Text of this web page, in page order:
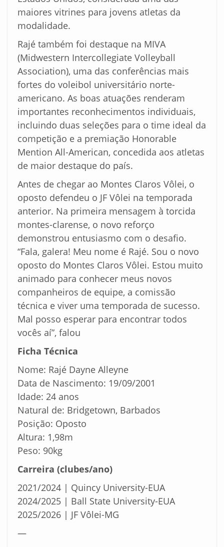
maiores vitrines para jovens atletas da
modalidade.
Rajé também foi destaque na MIVA
(Midwestern Intercollegiate Volleyball
Association), uma das conferências mais
fortes do voleibol universitário norte-
americano. As boas atuações renderam
importantes reconhecimentos individuais,
incluindo duas seleções para o time ideal da
competição e a premiação Honorable
Mention All-American, concedida aos atletas
de maior destaque do país.
Antes de chegar ao Montes Claros Vôlei, o
oposto defendeu o JF Vôlei na temporada
anterior. Na primeira mensagem à torcida
montes-clarense, o novo reforço
demonstrou entusiasmo com o desafio.
“Fala, galera! Meu nome é Rajé. Sou o novo
oposto do Montes Claros Vôlei. Estou muito
animado para conhecer meus novos
companheiros de equipe, a comissão
técnica e viver uma temporada de sucesso.
Mal posso esperar para encontrar todos
vocês aí”, falou
Ficha Técnica
Nome: Rajé Dayne Alleyne
Data de Nascimento: 19/09/2001
Idade: 24 anos
Natural de: Bridgetown, Barbados
Posição: Oposto
Altura: 1,98m
Peso: 90kg
Carreira (clubes/ano)
2021/2024 | Quincy University-EUA
2024/2025 | Ball State University-EUA
2025/2026 | JF Vôlei-MG
—